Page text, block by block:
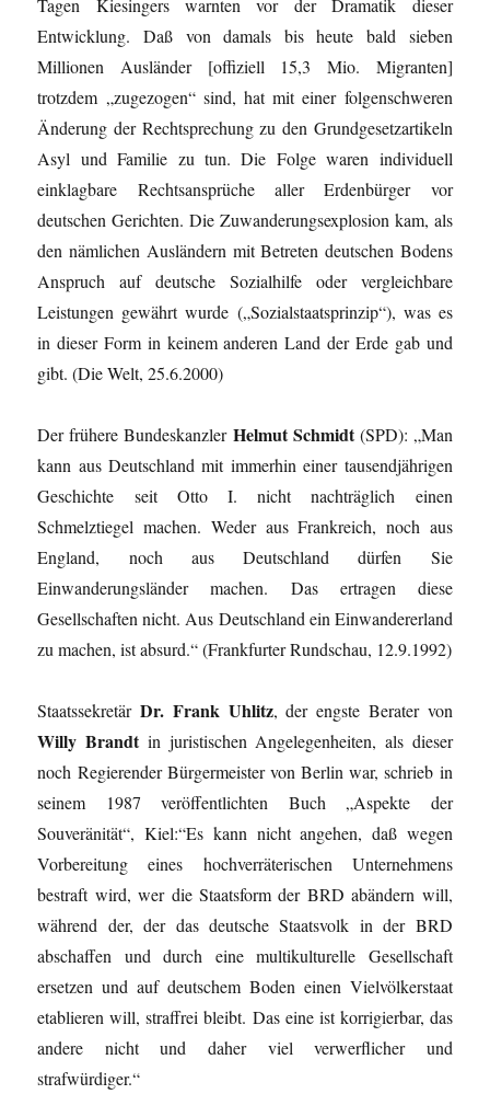
Tagen Kiesingers warnten vor der Dramatik dieser
Entwicklung. Daß von damals bis heute bald sieben
Millionen Ausländer [offiziell 15,3 Mio. Migranten]
trotzdem „zugezogen“ sind, hat mit einer folgenschweren
Änderung der Rechtsprechung zu den Grundgesetzartikeln
Asyl und Familie zu tun. Die Folge waren individuell
einklagbare Rechtsansprüche aller Erdenbürger vor
deutschen Gerichten. Die Zuwanderungsexplosion kam, als
den nämlichen Ausländern mit Betreten deutschen Bodens
Anspruch auf deutsche Sozialhilfe oder vergleichbare
Leistungen gewährt wurde („Sozialstaatsprinzip“), was es
in dieser Form in keinem anderen Land der Erde gab und
gibt. (Die Welt, 25.6.2000)
Der frühere Bundeskanzler Helmut Schmidt(SPD): „Man
kann aus Deutschland mit immerhin einer tausendjährigen
Geschichte seit Otto I. nicht nachträglich einen
Schmelztiegel machen. Weder aus Frankreich, noch aus
England, noch aus Deutschland dürfen Sie
Einwanderungsländer machen. Das ertragen diese
Gesellschaften nicht. Aus Deutschland ein Einwandererland
zu machen, ist absurd.“ (Frankfurter Rundschau, 12.9.1992)
StaatssekretärDr. Frank Uhlitz, der engste Berater von
Willy Brandtin juristischen Angelegen­heiten, als dieser
noch Regierender Bürgermeister von Berlin war, schrieb in
seinem 1987 veröffent­lichten Buch „Aspekte der
Souveränität“, Kiel:“Es kann nicht angehen, daß wegen
Vorbereitung eines hochverräterischen Unternehmens
bestraft wird, wer die Staatsform der BRD abändern will,
während der, der das deutsche Staatsvolk in der BRD
abschaffen und durch eine multikulturelle Gesellschaft
ersetzen und auf deutschem Boden einen Vielvölkerstaat
etablieren will, straffrei bleibt. Das eine ist korrigierbar, das
andere nicht und daher viel verwerflicher und
strafwürdiger.“